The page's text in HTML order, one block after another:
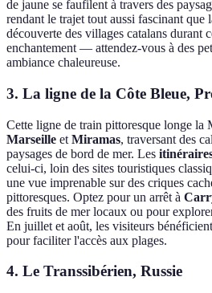
de jaune se faufilent à travers des
rendant le trajet tout aussi fascinant que
découverte des villages catalans durant
enchantement — attendez-vous à des
ambiance chaleureuse.
3. La ligne de la Côte Bleue,
Cette ligne de train pittoresque longe la
Marseille et Miramas, traversant des
paysages de bord de mer. Les
celui-ci, loin des sites touristiques
une vue imprenable sur des criques
pittoresques. Optez pour un arrêt à
des fruits de mer locaux ou pour
En juillet et août, les visiteurs
pour faciliter l'accès aux plages.
4. Le Transsibérien, Russie